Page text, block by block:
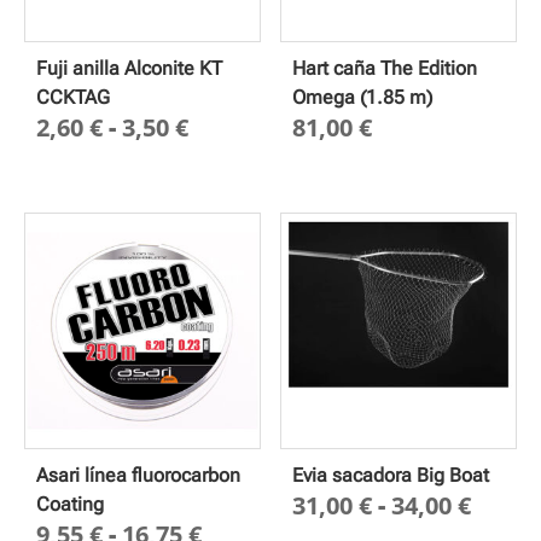
Fuji anilla Alconite KT
CCKTAG
2,60€-3,50€Rango
desde
2,60 €
hasta
3,50 €
Hart caña The Edition
Omega (1.85 m)
81,00€
Asari línea fluorocarbon
Coating
9,55€- 16,75€Rango
Evia sacadora Big Boat
31,00€-34,00€